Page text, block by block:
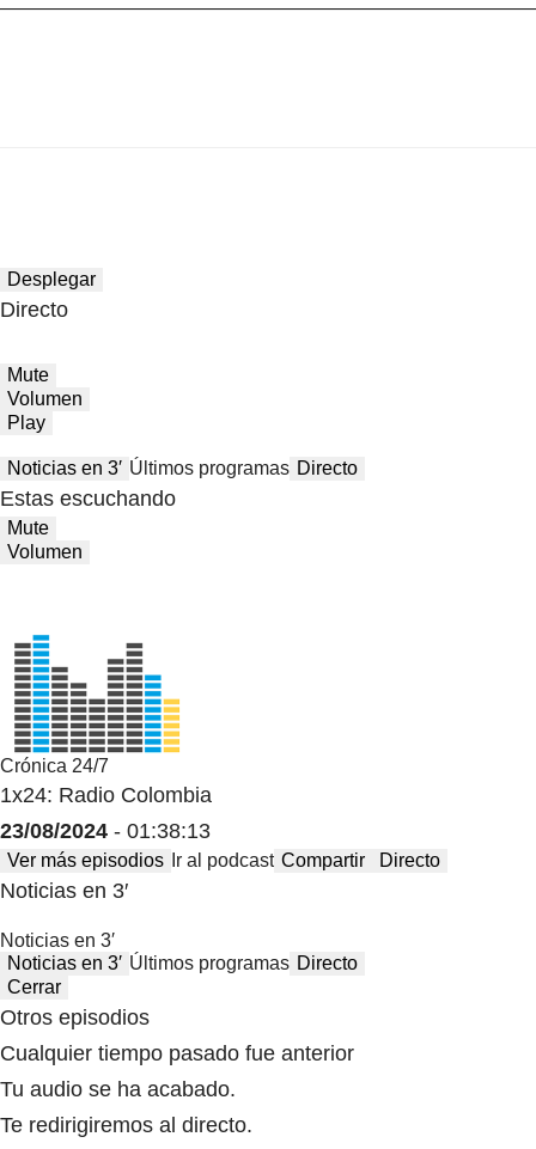
Desplegar
Directo
Mute
Volumen
Play
Noticias en 3′ Últimos programas Directo
Estas escuchando
Mute
Volumen
Crónica 24/7
1x24: Radio Colombia
23/08/2024 - 01:38:13
Ver más episodios Ir al podcast Compartir Directo
Noticias en 3′
Noticias en 3′
Noticias en 3′ Últimos programas Directo
Cerrar
Otros episodios
Cualquier tiempo pasado fue anterior
Tu audio se ha acabado.
Te redirigiremos al directo.